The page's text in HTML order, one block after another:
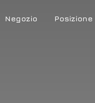
Negozio Posizione